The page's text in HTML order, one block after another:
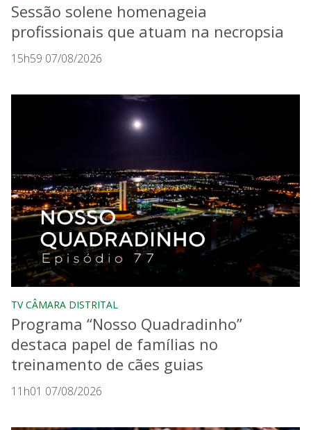
Sessão solene homenageia
profissionais que atuam na necropsia
15h59 07/08/2026
TV CÂMARA DISTRITAL
Programa “Nosso Quadradinho”
destaca papel de famílias no
treinamento de cães guias
11h01 07/08/2026